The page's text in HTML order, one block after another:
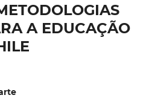
A EDUCAÇÃO